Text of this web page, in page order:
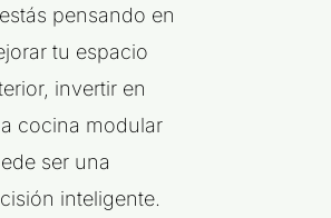
pensando en
tu espacio
invertir en
cocina modular
ser una
inteligente.